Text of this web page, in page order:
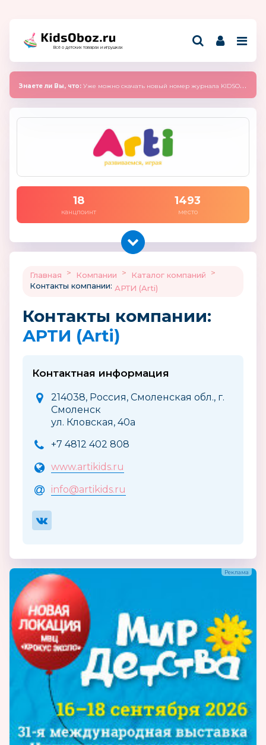
Всё о детских товарах и игрушках
Знаете ли Вы, что: Уже можно скачать новый номер журнала KIDSOBOZ 2025 (сентябрь)
18
канцпоинт
1493
место
Главная > Компании > Каталог компаний
>
Контакты компании: АРТИ (Arti)
Контакты компании:
АРТИ (Arti)
Контактная информация
214038, Россия, Смоленская обл., г.
Смоленск
ул. Кловская, 40а
+7 4812 402 808
www.artikids.ru
info@artikids.ru